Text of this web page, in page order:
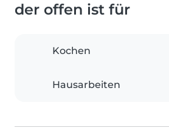
der offen ist für
Kochen
Hausarbeiten